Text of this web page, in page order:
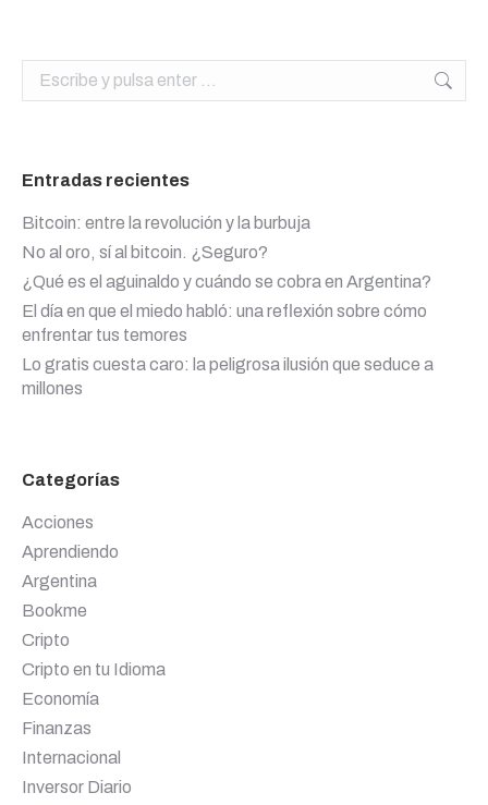
Buscar:
Entradas recientes
Bitcoin: entre la revolución y la burbuja
No al oro, sí al bitcoin. ¿Seguro?
¿Qué es el aguinaldo y cuándo se cobra en Argentina?
El día en que el miedo habló: una reflexión sobre cómo
enfrentar tus temores
Lo gratis cuesta caro: la peligrosa ilusión que seduce a
millones
Categorías
Acciones
Aprendiendo
Argentina
Bookme
Cripto
Cripto en tu Idioma
Economía
Finanzas
Internacional
Inversor Diario